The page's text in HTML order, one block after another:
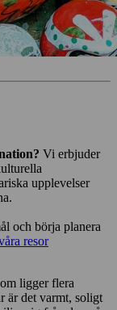
Vi erbjuder
upplevelser
och börja planera
resor
ligger flera
är det varmt, soligt